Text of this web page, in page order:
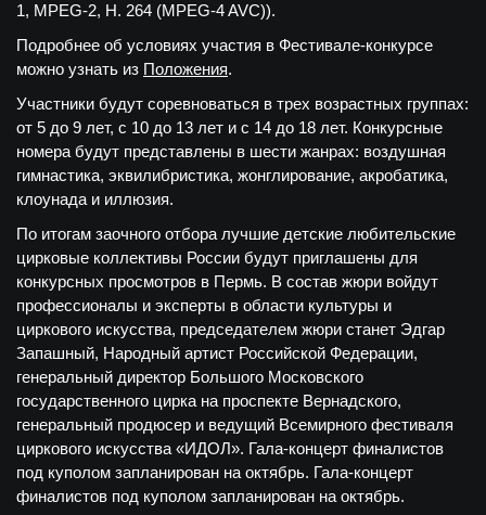
1, MPEG-2, H. 264 (MPEG-4 AVC)).
Подробнее об условиях участия в Фестивале-конкурсе
можно узнать из Положения.
Участники будут соревноваться в трех возрастных группах:
от 5 до 9 лет, с 10 до 13 лет и с 14 до 18 лет. Конкурсные
номера будут представлены в шести жанрах: воздушная
гимнастика, эквилибристика, жонглирование, акробатика,
клоунада и иллюзия.
По итогам заочного отбора лучшие детские любительские
цирковые коллективы России будут приглашены для
конкурсных просмотров в Пермь. В состав жюри войдут
профессионалы и эксперты в области культуры и
циркового искусства, председателем жюри станет Эдгар
Запашный, Народный артист Российской Федерации,
генеральный директор Большого Московского
государственного цирка на проспекте Вернадского,
генеральный продюсер и ведущий Всемирного фестиваля
циркового искусства «ИДОЛ». Гала-концерт финалистов
под куполом запланирован на октябрь. Гала-концерт
финалистов под куполом запланирован на октябрь.